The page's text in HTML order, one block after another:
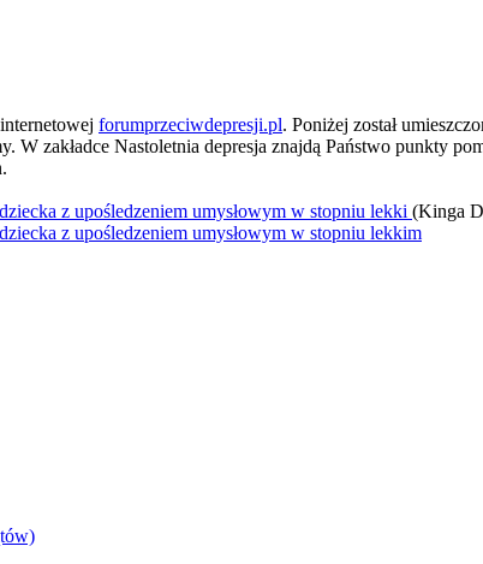
forumprzeciwdepresji.pl. Poniżej został
zakładce Nastoletnia depresja znajdą Państwo punkty
uczniom klas
z upośledzeniem umysłowym w stopniu lekki (Kinga
z upośledzeniem umysłowym w stopniu lekkim